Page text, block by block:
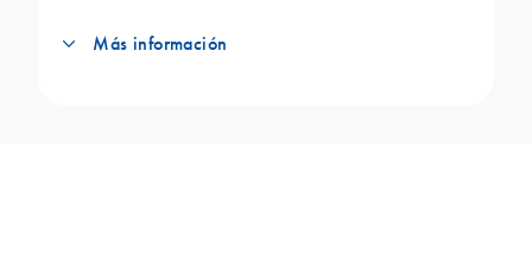
Más información